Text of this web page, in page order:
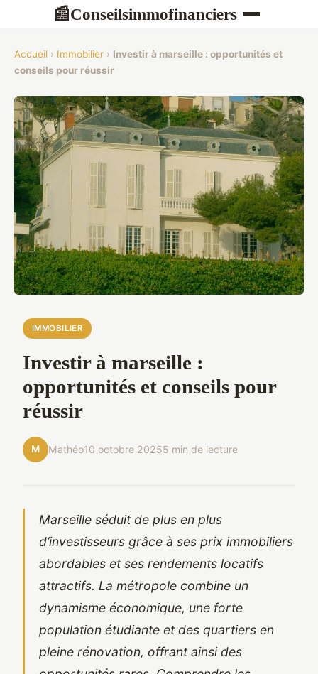
📰Conseilsimmofinanciers
Accueil › Immobilier › Investir à marseille : opportunités et
conseils pour réussir
IMMOBILIER
Investir à marseille :
opportunités et conseils pour
réussir
M Mathéo10 octobre 20255 min de lecture
Marseille séduit de plus en plus
d’investisseurs grâce à ses prix immobiliers
abordables et ses rendements locatifs
attractifs. La métropole combine un
dynamisme économique, une forte
population étudiante et des quartiers en
pleine rénovation, offrant ainsi des